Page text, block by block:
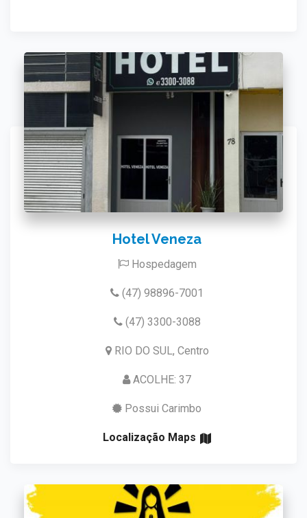
Hotel Veneza
Hospedagem
(47) 98896-7001
(47) 3300-3088
RIO DO SUL, Centro
ACOLHE: 37
Possui Carimbo
Localização Maps